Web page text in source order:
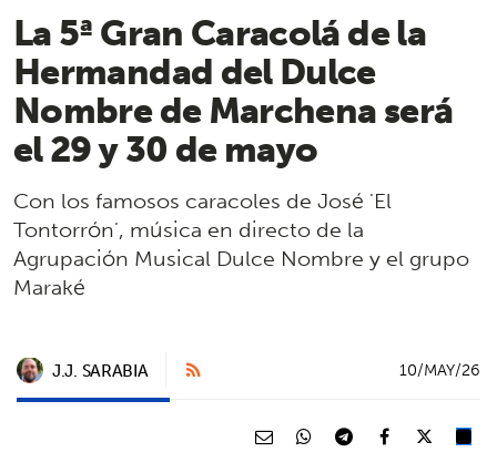
La 5ª Gran Caracolá de la
Hermandad del Dulce
Nombre de Marchena será
el 29 y 30 de mayo
Con los famosos caracoles de José 'El
Tontorrón', música en directo de la
Agrupación Musical Dulce Nombre y el grupo
Maraké
J.J. SARABIA 10/MAY/26